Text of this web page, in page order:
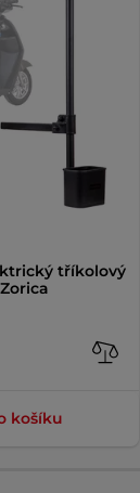
tříkolový
košíku